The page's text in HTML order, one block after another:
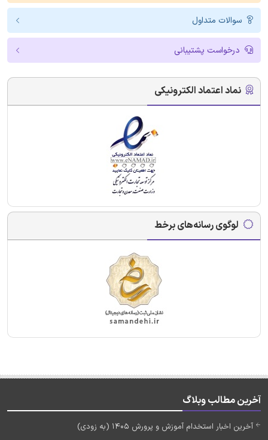
سوالات متداول
درخواست پشتیبانی
نماد اعتماد الکترونیکی
لوگوی رسانه‌های برخط
آخرین مطالب وبلاگ
آخرین اخبار استخدام آموزش و پرورش 1405 (به زودی)